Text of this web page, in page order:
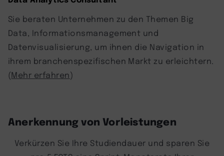
Sie beraten Unternehmen zu den Themen Big
Data, Informationsmanagement und
Datenvisualisierung, um ihnen die Navigation in
ihrem branchenspezifischen Markt zu erleichtern.
(Mehr erfahren)
Anerkennung von Vorleistungen
Verkürzen Sie Ihre Studiendauer und sparen Sie